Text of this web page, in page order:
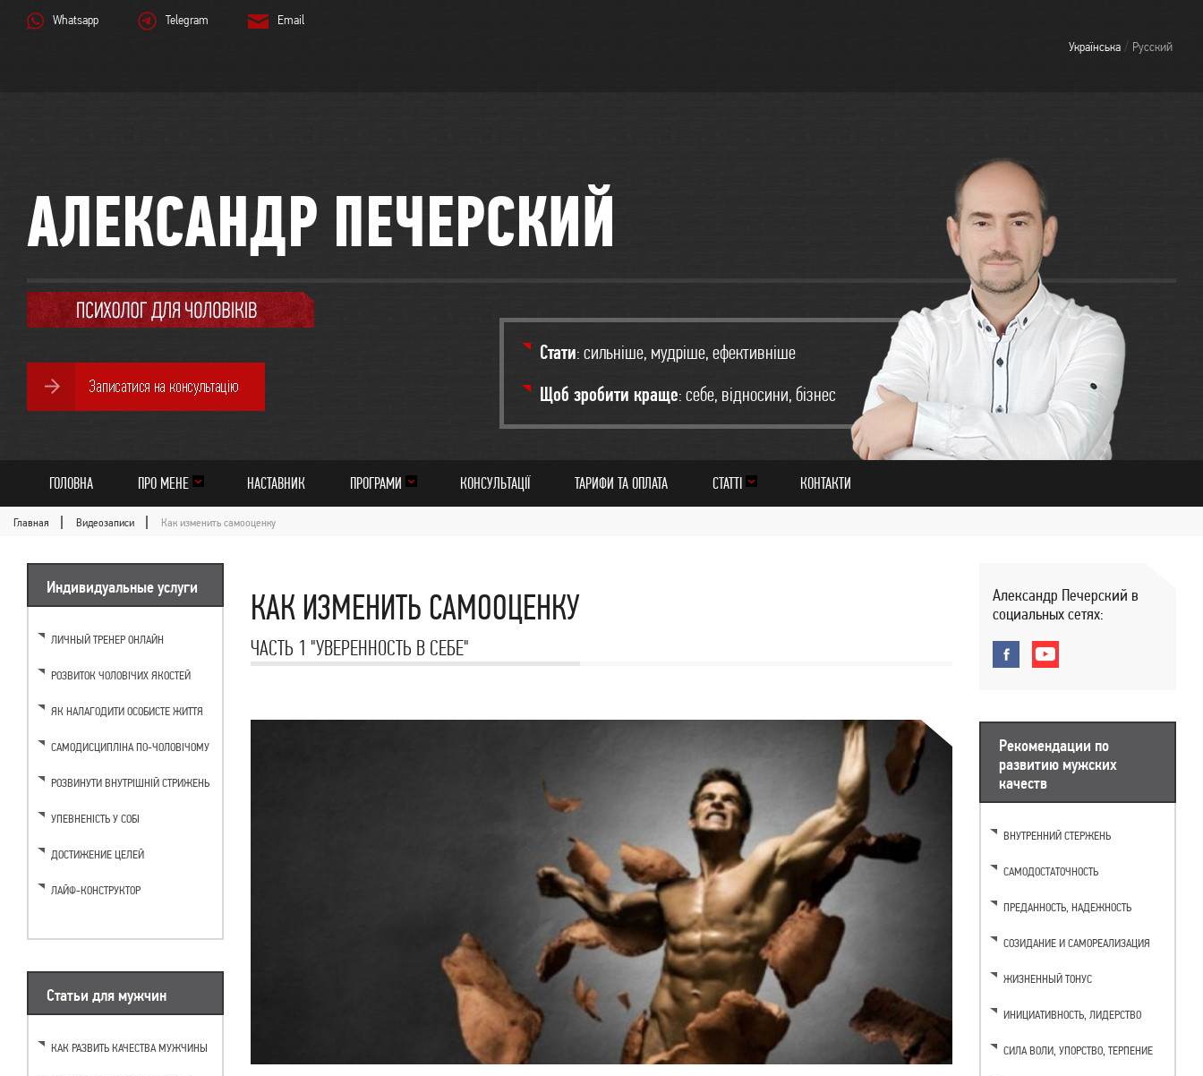
Whatsapp Telegram
Email
Українська / Русский
АЛЕКСАНДР ПЕЧЕРСКИЙ
Стати: сильніше, мудріше, ефективніше
Щоб зробити краще: себе, відносини, бізнес
ГОЛОВНА ПРО МЕНЕ НАСТАВНИК ПРОГРАМИ КОНСУЛЬТАЦІЇ ТАРИФИ ТА ОПЛАТА СТАТТІ КОНТАКТИ
Главная Видеозаписи Как изменить самооценку
Индивидуальные услуги
ЛИЧНЫЙ ТРЕНЕР ОНЛАЙН
РОЗВИТОК ЧОЛОВІЧИХ ЯКОСТЕЙ
ЯК НАЛАГОДИТИ ОСОБИСТЕ ЖИТТЯ
САМОДИСЦИПЛІНА ПО-ЧОЛОВІЧОМУ
РОЗВИНУТИ ВНУТРІШНІЙ СТРИЖЕНЬ
УПЕВНЕНІСТЬ У СОБІ
ДОСТИЖЕНИЕ ЦЕЛЕЙ
ЛАЙФ-КОНСТРУКТОР
Статьи для мужчин
КАК РАЗВИТЬ КАЧЕСТВА МУЖЧИНЫ
КАК ИЗМЕНИТЬ САМООЦЕНКУ
ЧАСТЬ 1 "УВЕРЕННОСТЬ В СЕБЕ"
Александр Печерский в
социальных сетях:
Рекомендации по
развитию мужских
качеств
ВНУТРЕННИЙ СТЕРЖЕНЬ
САМОДОСТАТОЧНОСТЬ
ПРЕДАННОСТЬ, НАДЕЖНОСТЬ
СОЗИДАНИЕ И САМОРЕАЛИЗАЦИЯ
ЖИЗНЕННЫЙ ТОНУС
ИНИЦИАТИВНОСТЬ, ЛИДЕРСТВО
CИЛА ВОЛИ, УПОРСТВО, ТЕРПЕНИЕ